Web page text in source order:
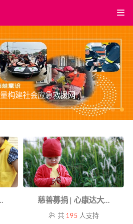
构建社会应急救援网
慈善募捐 | 心康达大...
共 195 人支持